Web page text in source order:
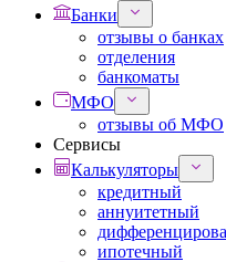
Банки
отзывы о банках
отделения
банкоматы
МФО
отзывы об МФО
Сервисы
Калькуляторы
кредитный
аннуитетный
ипотечный